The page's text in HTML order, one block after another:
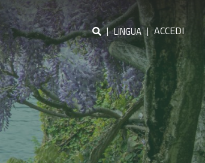
| LINGUA | ACCEDI